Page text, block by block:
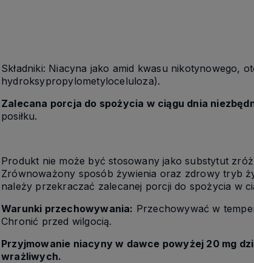
Składniki: Niacyna jako amid kwasu nikotynowego,
hydroksypropylometyloceluloza).
Zalecana porcja do spożycia w ciągu dnia
posiłku.
Produkt nie może być stosowany jako substytut
Zrównoważony sposób żywienia oraz zdrowy tryb
należy przekraczać zalecanej porcji do spożycia w
Warunki przechowywania: Przechowywać w
Chronić przed wilgocią.
Przyjmowanie niacyny w dawce powyżej 20 mg
wrażliwych.